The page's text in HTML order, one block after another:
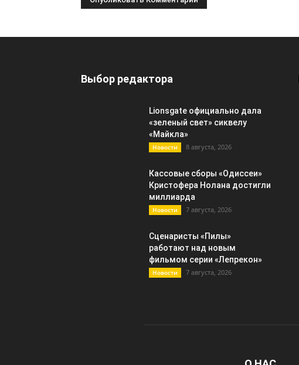
Выбор редактора
Lionsgate официально дала
«зеленый свет» сиквелу
«Майкла»
Новости 8 августа, 2026
Кассовые сборы «Одиссеи»
Кристофера Нолана достигли
миллиарда
Новости 7 августа, 2026
Сценаристы «Пилы»
работают над новым
фильмом серии «Лепрекон»
Новости 7 августа, 2026